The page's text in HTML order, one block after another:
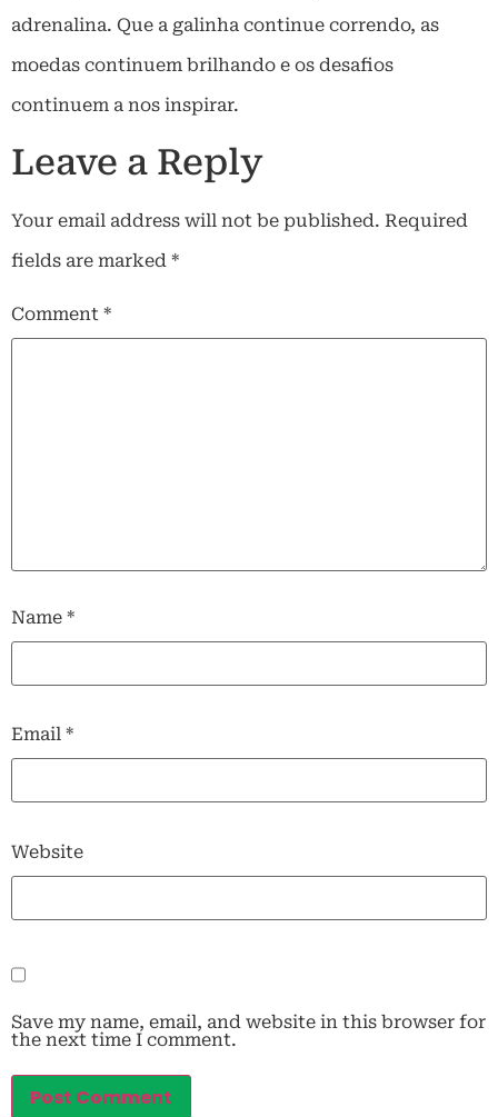
adrenalina. Que a galinha continue correndo, as
moedas continuem brilhando e os desafios
continuem a nos inspirar.
Leave a Reply
Your email address will not be published. Required
fields are marked *
Comment *
Name *
Email *
Website
Save my name, email, and website in this browser for
the next time I comment.